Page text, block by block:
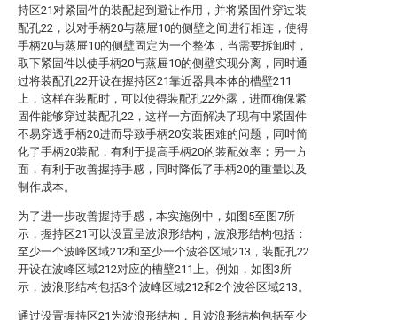
持区21对紧固件的装配起到避让作用，并将紧固件穿过装
配孔22，以对手柄20与蒸屉10的侧壁之间进行相连，使得
手柄20与蒸屉10的侧壁固定为一个整体，当需要拆卸时，
取下紧固件以使手柄20与蒸屉10的侧壁实现分离，同时通
过将装配孔22开设在握持区21靠近器具本体的槽壁211
上，这样在装配时，可以使得装配孔22外露，进而确保紧
固件能够穿过装配孔22，这样一方面解决了现有中紧固件
不易穿透手柄20进而导致手柄20安装困难的问题，同时简
化了手柄20装配，有利于提高手柄20的装配效率；另一方
面，有利于改善握持手感，同时降低了手柄20的重量以及
制作成本。
为了进一步改善握持手感，本实施例中，如图5至图7所
示，握持区21可以设置呈波浪形结构，波浪形结构包括：
至少一个波峰区域212和至少一个波谷区域213，装配孔22
开设在波峰区域212对应的槽壁211上。例如，如图3所
示，波浪形结构包括3个波峰区域212和2个波谷区域213。
通过设置握持区21为波浪形结构，且波浪形结构包括至少